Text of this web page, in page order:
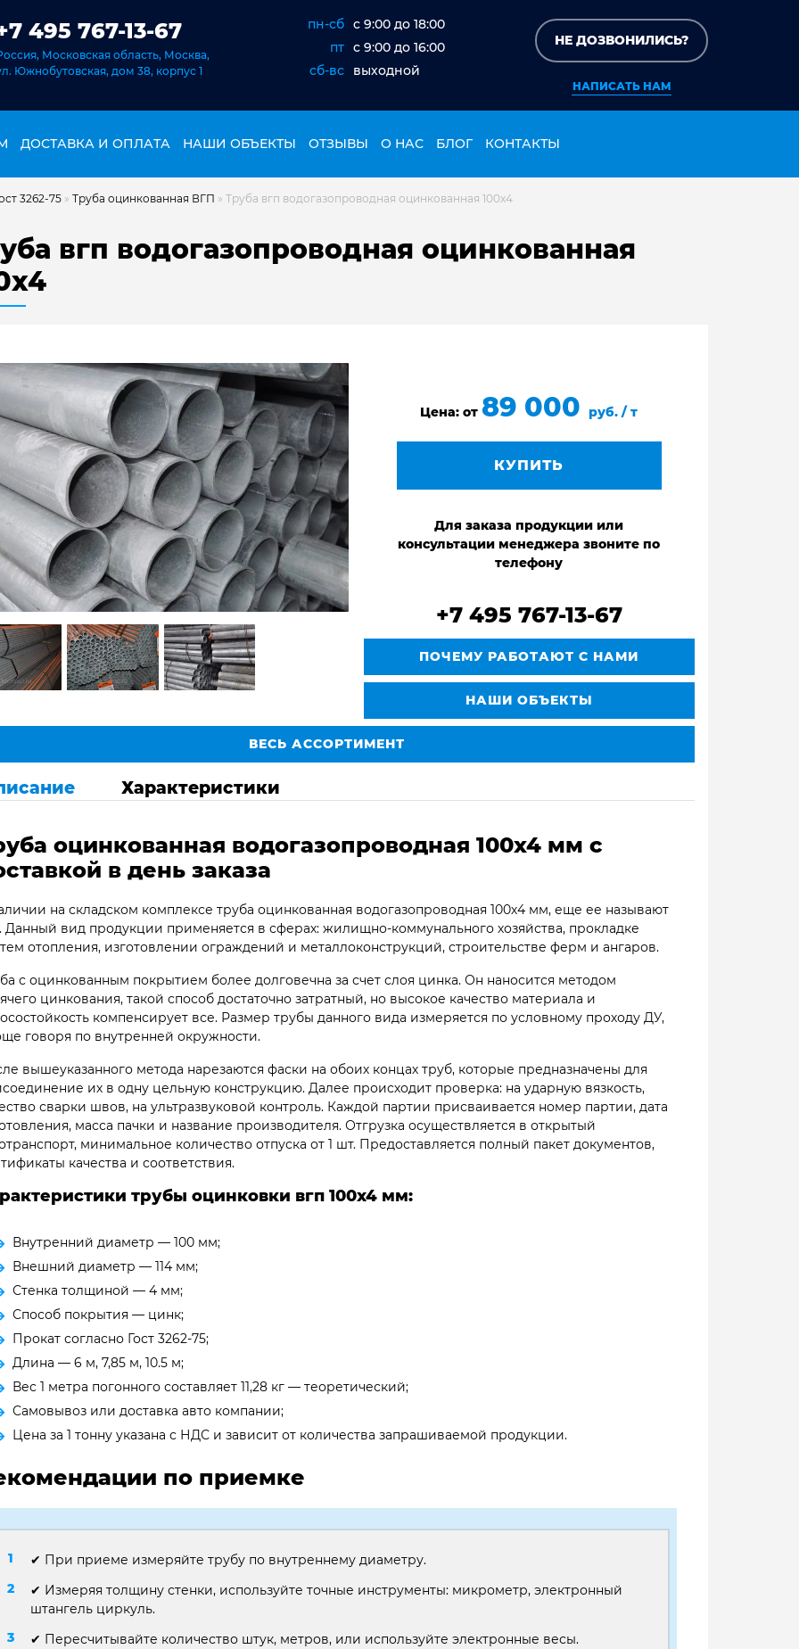
495 767-13-67
Московская область, Москва,
Южнобутовская, дом 38, корпус 1
пн-сб c 9:00 до 18:00
пт c 9:00 до 16:00
сб-вс
выходной
НЕ ДОЗВОНИЛИСЬ?
НАПИСАТЬ НАМ
ДОСТАВКА И ОПЛАТА НАШИ ОБЪЕКТЫ ОТЗЫВЫ О НАС БЛОГ КОНТАКТЫ
3262-75 » Труба оцинкованная ВГП » Труба вгп водогазопроводная оцинкованная 100х4
вгп водогазопроводная оцинкованная
Цена: от 89 000руб. / т
КУПИТЬ
Для заказа продукции или
консультации менеджера звоните по
телефону
+7 495 767-13-67
ПОЧЕМУ РАБОТАЮТ С НАМИ
НАШИ ОБЪЕКТЫ
ВЕСЬ АССОРТИМЕНТ
Характеристики
оцинкованная водогазопроводная 100х4 мм с
в день заказа
на складском комплексе труба оцинкованная водогазопроводная 100х4 мм, еще ее называют
Данный вид продукции применяется в сферах: жилищно-коммунального хозяйства, прокладке
отопления, изготовлении ограждений и металлоконструкций, строительстве ферм и ангаров.
с оцинкованным покрытием более долговечна за счет слоя цинка. Он наносится методом
цинкования, такой способ достаточно затратный, но высокое качество материала и
компенсирует все. Размер трубы данного вида измеряется по условному проходу ДУ,
говоря по внутренней окружности.
вышеуказанного метода нарезаются фаски на обоих концах труб, которые предназначены для
их в одну цельную конструкцию. Далее происходит проверка: на ударную вязкость,
сварки швов, на ультразвуковой контроль. Каждой партии присваивается номер партии, дата
масса пачки и название производителя. Отгрузка осуществляется в открытый
минимальное количество отпуска от 1 шт. Предоставляется полный пакет документов,
качества и соответствия.
трубы оцинковки вгп 100х4 мм:
Внутренний диаметр — 100 мм;
Внешний диаметр — 114 мм;
Стенка толщиной — 4 мм;
Способ покрытия — цинк;
Прокат согласно Гост 3262-75;
Длина — 6 м, 7,85 м, 10.5 м;
Вес 1 метра погонного составляет 11,28 кг — теоретический;
Самовывоз или доставка авто компании;
Цена за 1 тонну указана с НДС и зависит от количества запрашиваемой продукции.
по приемке
✔ При приеме измеряйте трубу по внутреннему диаметру.
✔ Измеряя толщину стенки, используйте точные инструменты: микрометр, электронный
штангель циркуль.
✔ Пересчитывайте количество штук, метров, или используйте электронные весы.